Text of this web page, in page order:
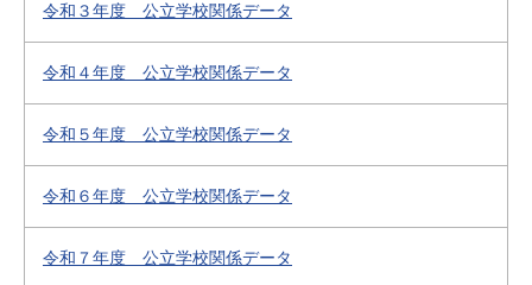
令和３年度 公立学校関係データ
令和４年度 公立学校関係データ
令和５年度 公立学校関係データ
令和６年度 公立学校関係データ
令和７年度 公立学校関係データ